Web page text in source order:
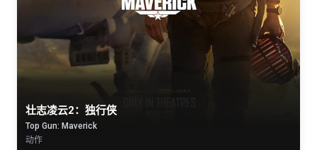
壮志凌云2：独行侠
Top Gun: Maverick
动作